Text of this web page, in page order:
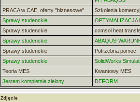
PRACA w CAE, oferty "biznesowe"
Szkolenia
Sprawy studenckie
OPTYMALIZACJA
Sprawy studenckie
comsol heat
Sprawy studenckie
ABAQUS-
Sprawy studenckie
Potrzebna pomoc
Sprawy studenckie
SolidWorks
Teoria MES
Kwantowy MES
Jestem kompletnie zielony
DEFORM
Zdjęcie